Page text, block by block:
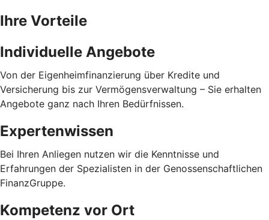
Ihre Vorteile
Individuelle Angebote
Von der Eigenheimfinanzierung über Kredite und
Versicherung bis zur Vermögensverwaltung – Sie erhalten
Angebote ganz nach Ihren Bedürfnissen.
Expertenwissen
Bei Ihren Anliegen nutzen wir die Kenntnisse und
Erfahrungen der Spezialisten in der Genossenschaftlichen
FinanzGruppe.
Kompetenz vor Ort